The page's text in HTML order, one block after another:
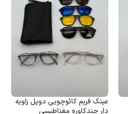
عینک فریم کائوچویی دوپل زاویه
دار چندکاوره مغناطیسی